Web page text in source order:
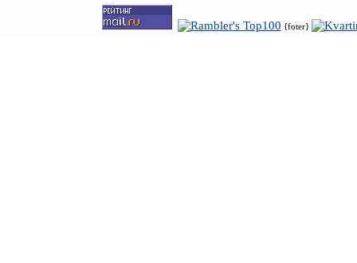
{foter}